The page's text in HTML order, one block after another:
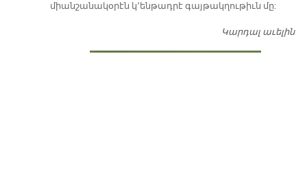
միանշանակօրէն կ՚ենթադրէ գայթակղութիւն մը:
Կարդալ աւելին